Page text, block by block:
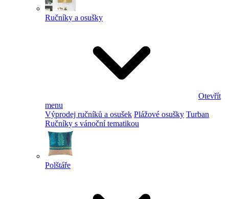
Ručníky a osušky
Otevřít
menu
Výprodej ručníků a osušek Plážové osušky Turban
Ručníky s vánoční tematikou
Polštáře